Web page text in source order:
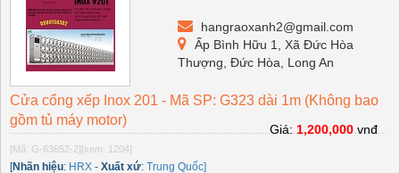
hangraoxanh2@gmail.com
Ấp Bình Hữu 1, Xã Đức Hòa
Thượng, Đức Hòa, Long An
Cửa cổng xếp Inox 201 - Mã SP: G323 dài 1m (Không bao
gồm tủ máy motor)
[Mã: G-63652-2] [xem: 1204]
[Nhãn hiệu: HRX - Xuất xứ: Trung Quốc]
Giá:1,200,000vnđ